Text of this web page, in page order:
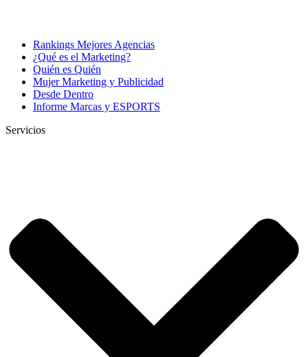
Rankings Mejores Agencias
¿Qué es el Marketing?
Quién es Quién
Mujer Marketing y Publicidad
Desde Dentro
Informe Marcas y ESPORTS
Servicios